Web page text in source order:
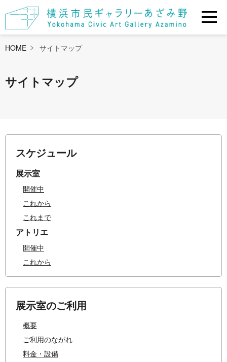
HOME サイトマップ
サイトマップ
スケジュール
展示室
開催中
これから
これまで
アトリエ
開催中
これから
展示室のご利用
概要
ご利用のながれ
料金・設備